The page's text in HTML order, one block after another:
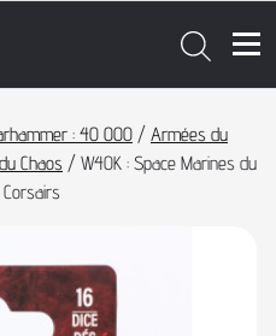
: 40 000 / Armées du
Chaos / W40K : Space Marines du